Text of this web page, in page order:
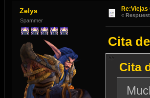
Zelys
Spammer
Re:Viejas
«
Cita
Cita